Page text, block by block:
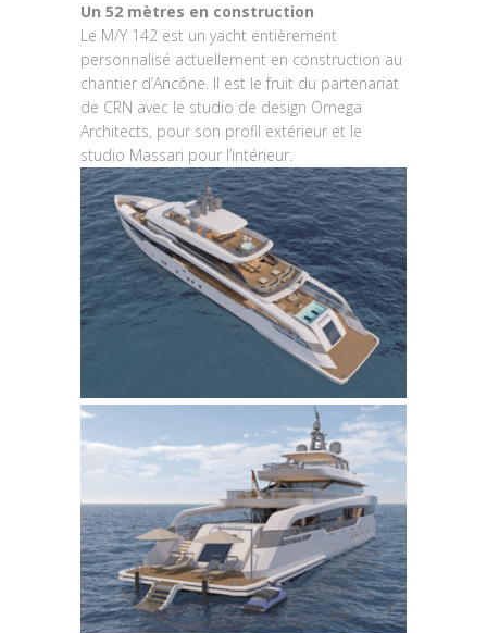
Un 52 mètres en construction
Le M/Y 142 est un yacht entièrement
personnalisé actuellement en construction au
chantier d’Ancône. Il est le fruit du partenariat
de CRN avec le studio de design Omega
Architects, pour son profil extérieur et le
studio Massari pour l’intérieur.